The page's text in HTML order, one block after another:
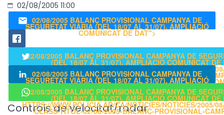
02/08/2005 11:00
02/08/2005 BALANÇ PROVISIONAL CAMPANYA DE
SEGURETAT VIÀRIA (DEL 18/07 AL 31/07), AMPLIACIÓ
COMUNICAT DE DAT">
02/08/2005 BALANÇ PROVISIONAL CAMPANYA DE
(DEL 18/07 AL 31/07), AMPLIACIÓ COMUNICAT DE
HTTPS://WWW.POLICIA.AD/CA/NOTICIES/NOTICIES/2005/
CLASS-TITOL-02-08-2005-BALANC-PROVISIONAL-
SEGURETAT-VIARIA-DEL-18-07-AL-31-07-AMPLIACIO-
DAT/" CLASS="POPUP">
02/08/2005 BALANÇ PROVISIONAL CAMPANYA DE
SEGURETAT VIÀRIA (DEL 18/07 AL 31/07), AMPLIACIÓ
COMUNICAT DE DAT" CLASS="POPUP">
02/08/2005 BALANÇ PROVISIONAL CAMPANYA DE
(DEL 18/07 AL 31/07), AMPLIACIÓ COMUNICAT DE
HTTPS://WWW.POLICIA.AD/CA/NOTICIES/NOTICIES/2005/
CLASS-TITOL-02-08-2005-BALANC-PROVISIONAL-
Controls de velocitat/radar